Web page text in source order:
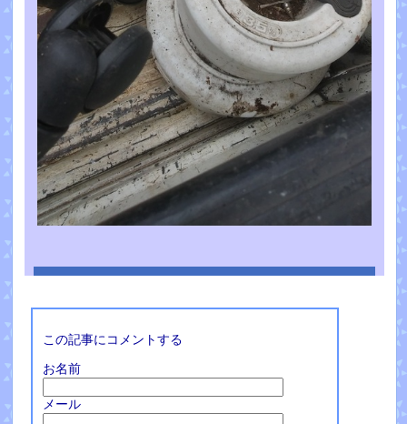
この記事にコメントする
お名前
メール